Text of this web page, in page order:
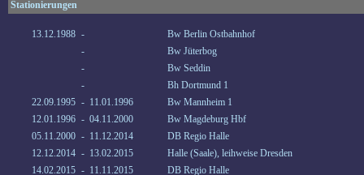
Stationierungen
13.12.1988 -
Bw Berlin Ostbahnhof
-
Bw Jüterbog
-
Bw Seddin
-
Bh Dortmund 1
22.09.1995 - 11.01.1996
Bw Mannheim 1
12.01.1996 - 04.11.2000
Bw Magdeburg Hbf
05.11.2000 - 11.12.2014
DB Regio Halle
12.12.2014 - 13.02.2015
Halle (Saale), leihweise Dresden
14.02.2015 - 11.11.2015
DB Regio Halle